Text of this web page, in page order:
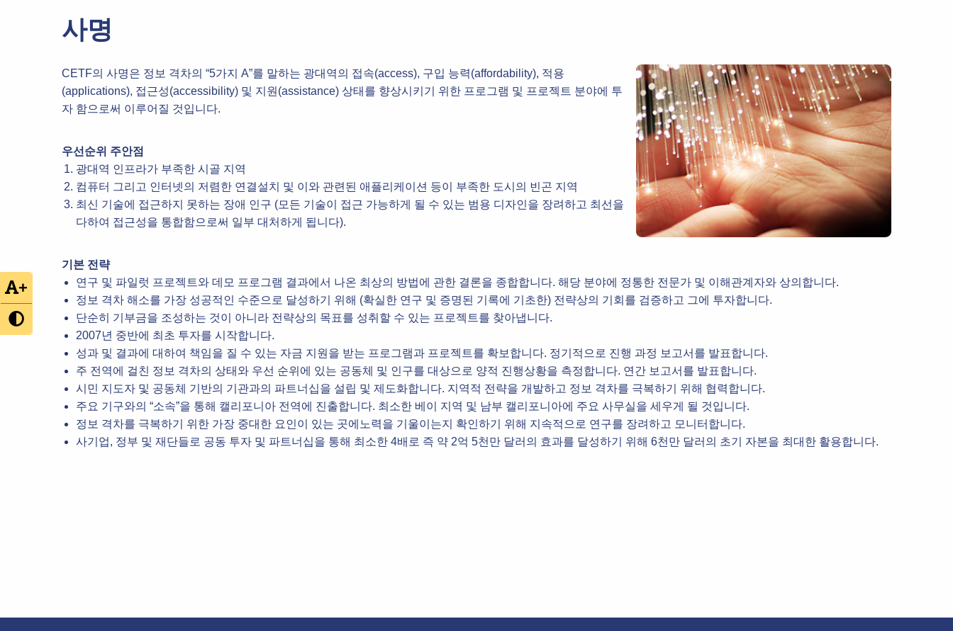
+
사명
CETF의 사명은 정보 격차의 “5가지 A”를 말하는 광대역의 접속(access), 구입 능력(affordability), 적용
(applications), 접근성(accessibility) 및 지원(assistance) 상태를 향상시키기 위한 프로그램 및 프로젝트 분야에 투
자 함으로써 이루어질 것입니다.
우선순위 주안점
광대역 인프라가 부족한 시골 지역
컴퓨터 그리고 인터넷의 저렴한 연결설치 및 이와 관련된 애플리케이션 등이 부족한 도시의 빈곤 지역
최신 기술에 접근하지 못하는 장애 인구 (모든 기술이 접근 가능하게 될 수 있는 범용 디자인을 장려하고 최선을
다하여 접근성을 통합함으로써 일부 대처하게 됩니다).
기본 전략
연구 및 파일럿 프로젝트와 데모 프로그램 결과에서 나온 최상의 방법에 관한 결론을 종합합니다. 해당 분야에 정통한 전문가 및 이해관계자와 상의합니다.
정보 격차 해소를 가장 성공적인 수준으로 달성하기 위해 (확실한 연구 및 증명된 기록에 기초한) 전략상의 기회를 검증하고 그에 투자합니다.
단순히 기부금을 조성하는 것이 아니라 전략상의 목표를 성취할 수 있는 프로젝트를 찾아냅니다.
2007년 중반에 최초 투자를 시작합니다.
성과 및 결과에 대하여 책임을 질 수 있는 자금 지원을 받는 프로그램과 프로젝트를 확보합니다. 정기적으로 진행 과정 보고서를 발표합니다.
주 전역에 걸친 정보 격차의 상태와 우선 순위에 있는 공동체 및 인구를 대상으로 양적 진행상황을 측정합니다. 연간 보고서를 발표합니다.
시민 지도자 및 공동체 기반의 기관과의 파트너십을 설립 및 제도화합니다. 지역적 전략을 개발하고 정보 격차를 극복하기 위해 협력합니다.
주요 기구와의 “소속”을 통해 캘리포니아 전역에 진출합니다. 최소한 베이 지역 및 남부 캘리포니아에 주요 사무실을 세우게 될 것입니다.
정보 격차를 극복하기 위한 가장 중대한 요인이 있는 곳에노력을 기울이는지 확인하기 위해 지속적으로 연구를 장려하고 모니터합니다.
사기업, 정부 및 재단들로 공동 투자 및 파트너십을 통해 최소한 4배로 즉 약 2억 5천만 달러의 효과를 달성하기 위해 6천만 달러의 초기 자본을 최대한 활용합니다.